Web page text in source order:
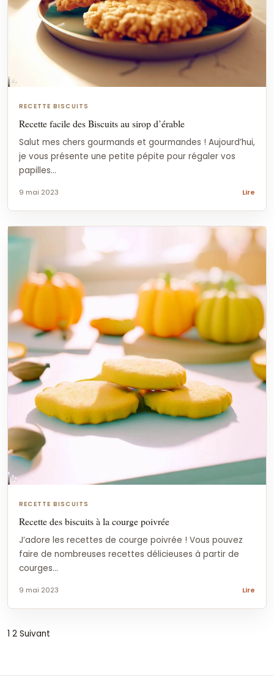
RECETTE BISCUITS
Recette facile des Biscuits au sirop d’érable
Salut mes chers gourmands et gourmandes ! Aujourd’hui,
je vous présente une petite pépite pour régaler vos
papilles...
9 mai 2023 Lire
RECETTE BISCUITS
Recette des biscuits à la courge poivrée
J’adore les recettes de courge poivrée ! Vous pouvez
faire de nombreuses recettes délicieuses à partir de
courges...
9 mai 2023 Lire
1 2 Suivant